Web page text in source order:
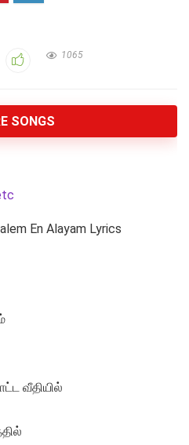
1065
SONGS
En Alayam Lyrics
வீதியில்